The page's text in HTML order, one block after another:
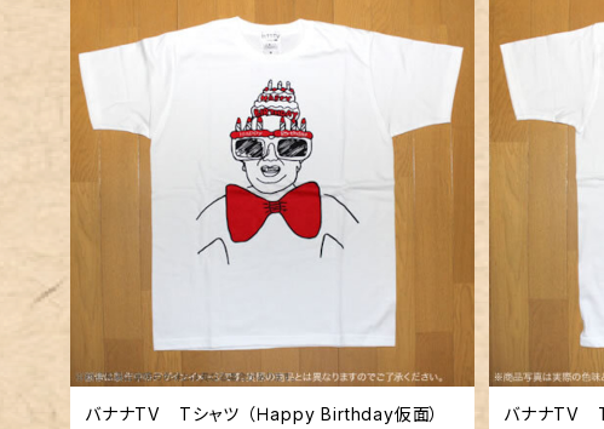
バナナTV Tシャツ （Ｈappy Birthday仮面）
バナナTV T